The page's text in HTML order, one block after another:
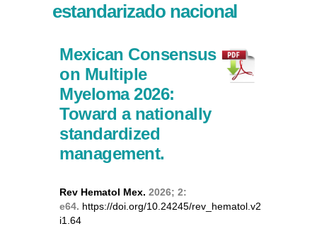
estandarizado nacional
Mexican Consensus
on Multiple
Myeloma 2026:
Toward a nationally
standardized
management.
Rev Hematol Mex. 2026; 2:
e64. https://doi.org/10.24245/rev_hematol.v2
i1.64